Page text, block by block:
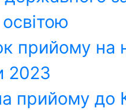
прийому на
2023
прийому